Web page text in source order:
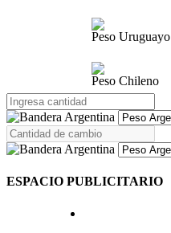
Peso Uruguayo
Peso Chileno
ESPACIO PUBLICITARIO